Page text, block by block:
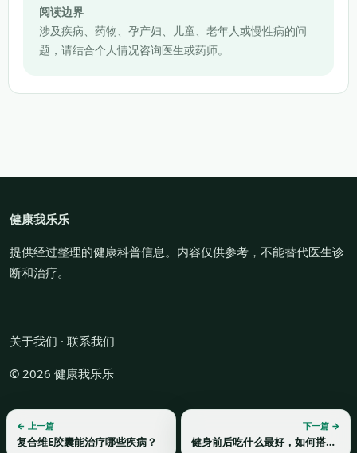
阅读边界
涉及疾病、药物、孕产妇、儿童、老年人或慢性病的问
题，请结合个人情况咨询医生或药师。
← 上一篇
复合维E胶囊能治疗哪些疾病？
下一篇 →
健身前后吃什么最好，如何搭配饮食？
健康我乐乐
提供经过整理的健康科普信息。内容仅供参考，不能替代医生诊
断和治疗。
关于我们 · 联系我们
© 2026 健康我乐乐